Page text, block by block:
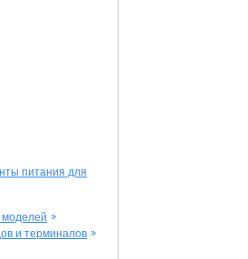
питания для
и терминалов